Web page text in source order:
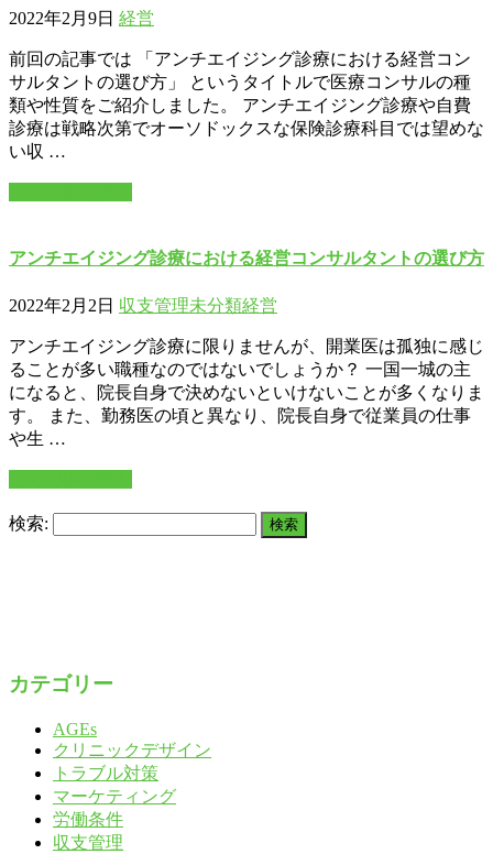
2022年2月9日 経営
前回の記事では 「アンチエイジング診療における経営コン
サルタントの選び方」 というタイトルで医療コンサルの種
類や性質をご紹介しました。 アンチエイジング診療や自費
診療は戦略次第でオーソドックスな保険診療科目では望めな
い収 …
アンチエイジング診療における経営コンサルタントの選び方
2022年2月2日 収支管理未分類経営
アンチエイジング診療に限りませんが、開業医は孤独に感じ
ることが多い職種なのではないでしょうか？ 一国一城の主
になると、院長自身で決めないといけないことが多くなりま
す。 また、勤務医の頃と異なり、院長自身で従業員の仕事
や生 …
検索:
カテゴリー
AGEs
クリニックデザイン
トラブル対策
マーケティング
労働条件
収支管理